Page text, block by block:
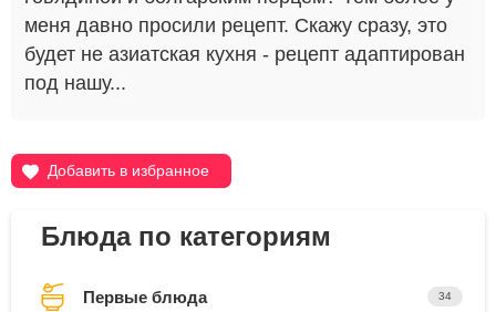
меня давно просили рецепт. Скажу сразу, это
будет не азиатская кухня - рецепт адаптирован
под нашу...
Добавить в избранное
Блюда по категориям
Первые блюда 34